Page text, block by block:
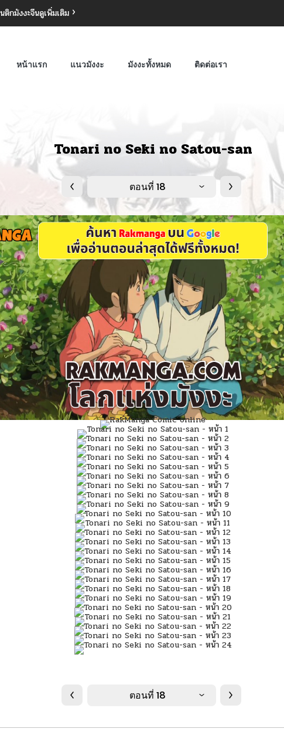
ติกมังงะจีนดูเพิ่มเติม
หน้าแรก แนวมังงะ มังงะทั้งหมด ติดต่อเรา
Tonari no Seki no Satou-san
ตอนที่ 18
ตอนที่ 18